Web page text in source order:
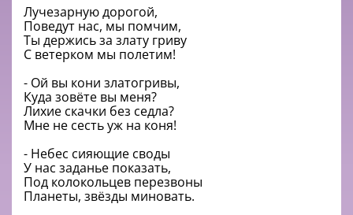
Лучезарную дорогой,
Поведут нас, мы помчим,
Ты держись за злату гриву
С ветерком мы полетим!
- Ой вы кони златогривы,
Куда зовёте вы меня?
Лихие скачки без седла?
Мне не сесть уж на коня!
- Небес сияющие своды
У нас заданье показать,
Под колокольцев перезвоны
Планеты, звёзды миновать.